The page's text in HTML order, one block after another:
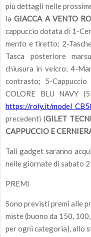
più dettagli nelle
laGIACCA A VENTO
cappuccio dotata di 1-
mento e tiretto; 2-
Tasca posteriore
chiusura in velcro; 4-
contrasto; 5-
COLORE BLU NAVY
https://roly.it/
precedenti (GILET
CAPPUCCIO E
Tali gadget saranno
nelle giornate di sabato
PREMI
Sono previsti premi alle
miste (buono da 150,
per ogni categoria), allo